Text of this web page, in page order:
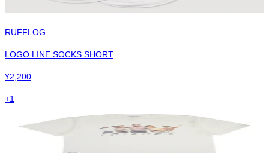
RUFFLOG
LOGO LINE SOCKS SHORT
¥2,200
+1